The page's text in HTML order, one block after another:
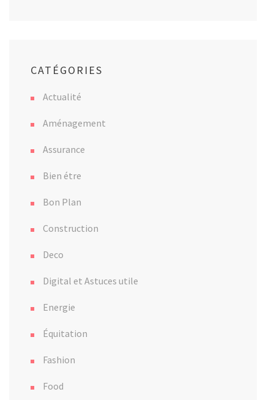
CATÉGORIES
Actualité
Aménagement
Assurance
Bien étre
Bon Plan
Construction
Deco
Digital et Astuces utile
Energie
Équitation
Fashion
Food